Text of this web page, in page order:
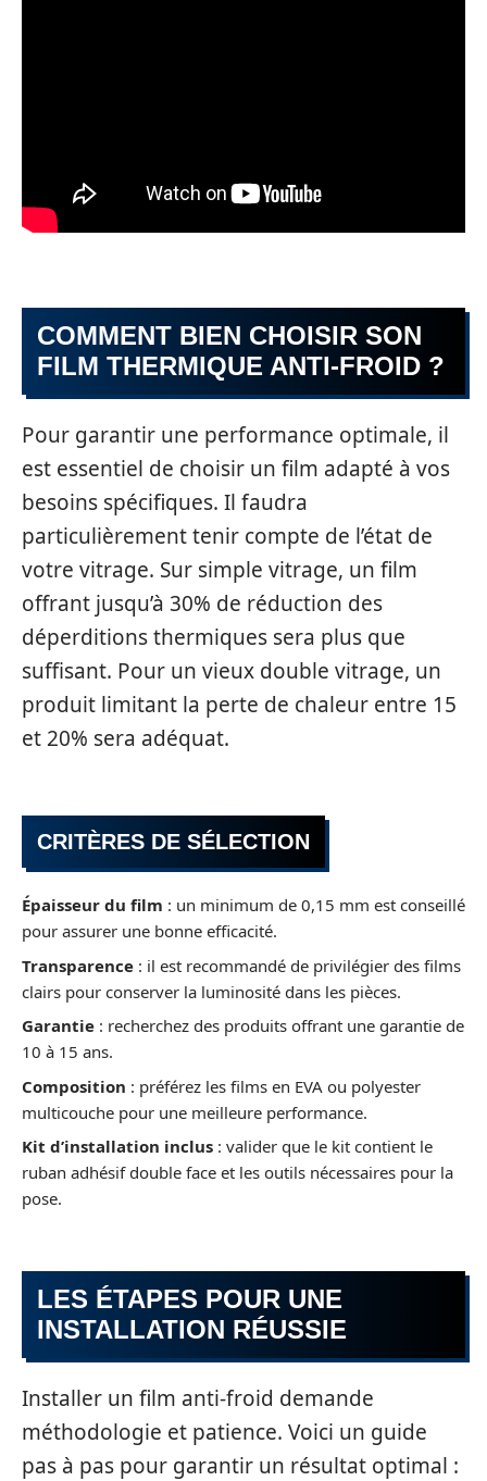
COMMENT BIEN CHOISIR SON
FILM THERMIQUE ANTI-FROID ?
Pour garantir une performance optimale, il
est essentiel de choisir un film adapté à vos
besoins spécifiques. Il faudra
particulièrement tenir compte de l’état de
votre vitrage. Sur simple vitrage, un film
offrant jusqu’à 30% de réduction des
déperditions thermiques sera plus que
suffisant. Pour un vieux double vitrage, un
produit limitant la perte de chaleur entre 15
et 20% sera adéquat.
CRITÈRES DE SÉLECTION
Épaisseur du film : un minimum de 0,15 mm est conseillé
pour assurer une bonne efficacité.
Transparence : il est recommandé de privilégier des films
clairs pour conserver la luminosité dans les pièces.
Garantie : recherchez des produits offrant une garantie de
10 à 15 ans.
Composition : préférez les films en EVA ou polyester
multicouche pour une meilleure performance.
Kit d’installation inclus : valider que le kit contient le
ruban adhésif double face et les outils nécessaires pour la
pose.
LES ÉTAPES POUR UNE
INSTALLATION RÉUSSIE
Installer un film anti-froid demande
méthodologie et patience. Voici un guide
pas à pas pour garantir un résultat optimal :